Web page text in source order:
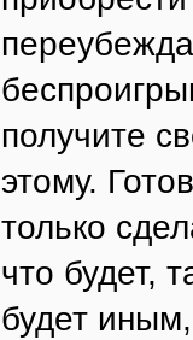
получите
этому.
только
что будет,
будет